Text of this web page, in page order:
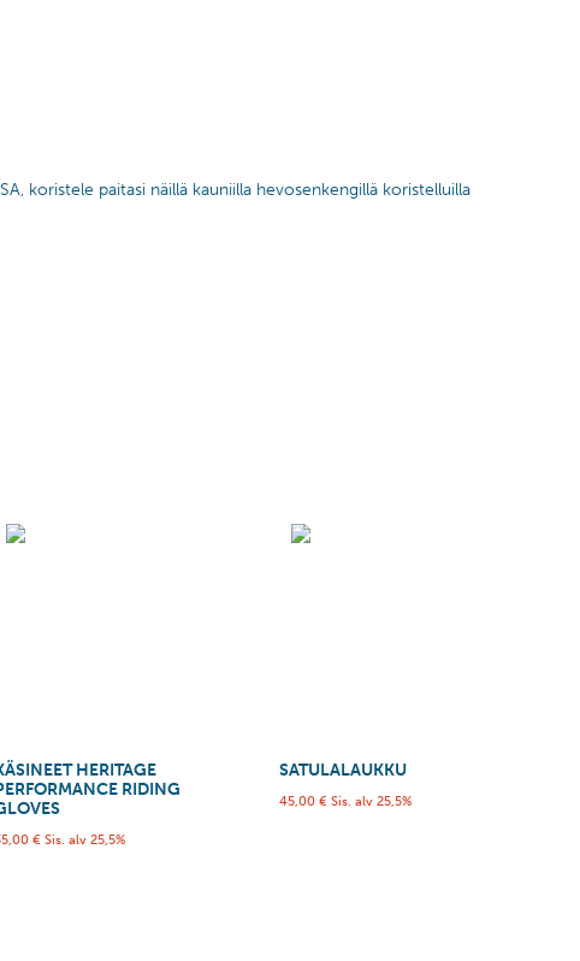
koristele paitasi näillä kauniilla hevosenkengillä koristelluilla
HERITAGE
RIDING
€ Sis. alv 25,5%
SATULALAUKKU
45,00 € Sis. alv 25,5%